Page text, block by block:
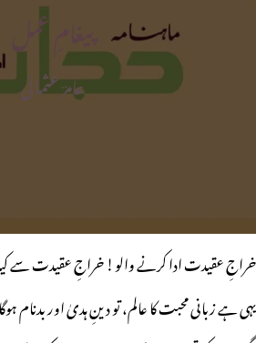
پیغامِ عمل
عامرؔ عثمانی
خراجِ عقیدت ادا کرنے والو! خراجِ عقیدت سے کیا
یہی ہے زبانی محبت کا عالم، تو دینِ ہدیٰ اور بدنام ہوگا